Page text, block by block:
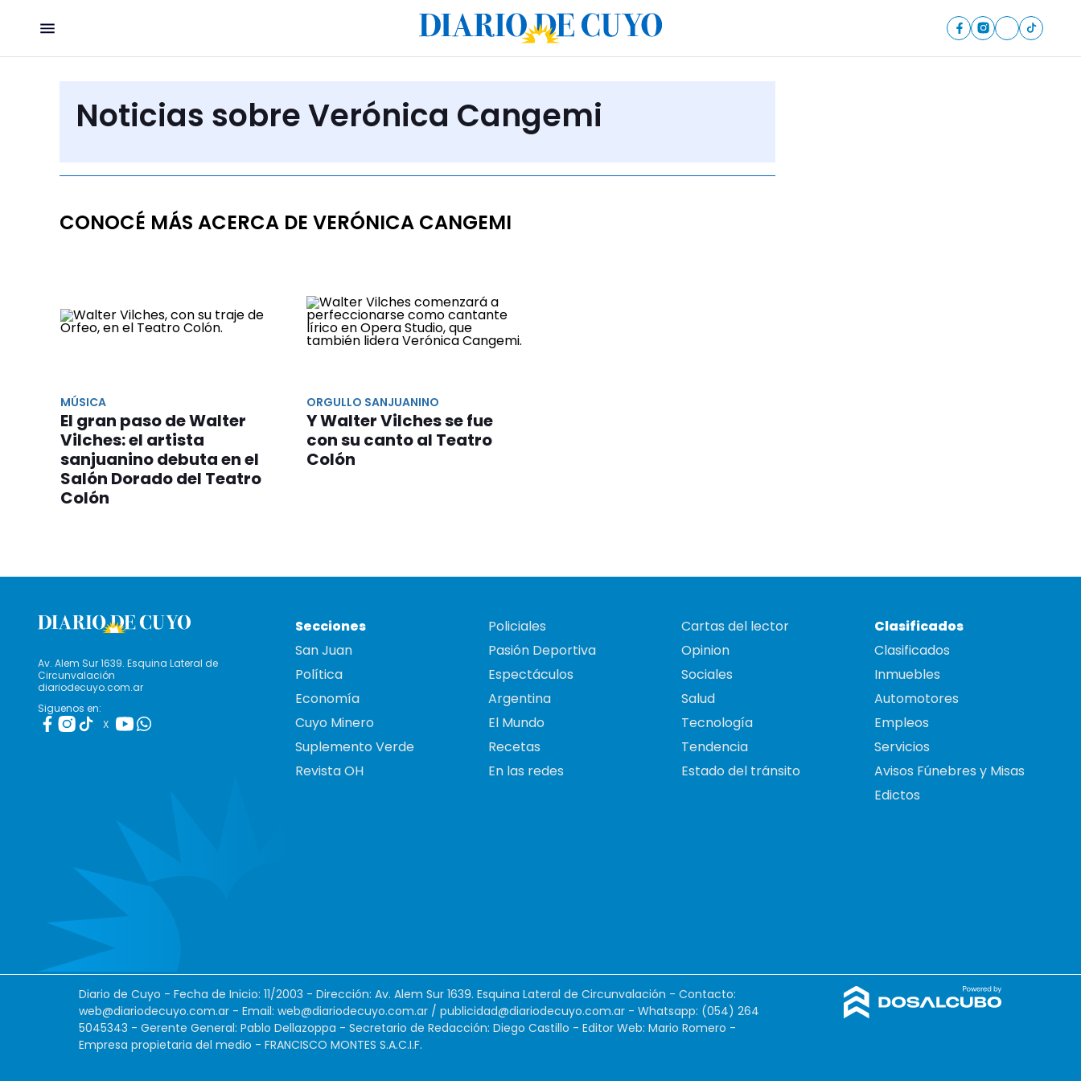
Noticias sobre Verónica Cangemi
CONOCÉ MÁS ACERCA DE VERÓNICA CANGEMI
MÚSICA
El gran paso de Walter
Vilches: el artista
sanjuanino debuta en el
Salón Dorado del Teatro
Colón
ORGULLO SANJUANINO
Y Walter Vilches se fue
con su canto al Teatro
Colón
Av. Alem Sur 1639. Esquina Lateral de
Circunvalación
diariodecuyo.com.ar
Siguenos en:
X
Secciones
San Juan
Política
Economía
Cuyo Minero
Suplemento Verde
Revista OH
Policiales
Pasión Deportiva
Espectáculos
Argentina
El Mundo
Recetas
En las redes
Cartas del lector
Opinion
Sociales
Salud
Tecnología
Tendencia
Estado del tránsito
Clasificados
Clasificados
Inmuebles
Automotores
Empleos
Servicios
Avisos Fúnebres y Misas
Edictos
Diario de Cuyo - Fecha de Inicio: 11/2003 - Dirección: Av. Alem Sur 1639. Esquina Lateral de Circunvalación - Contacto:
web@diariodecuyo.com.ar - Email: web@diariodecuyo.com.ar / publicidad@diariodecuyo.com.ar - Whatsapp: (054) 264
5045343 - Gerente General: Pablo Dellazoppa - Secretario de Redacción: Diego Castillo - Editor Web: Mario Romero -
Empresa propietaria del medio - FRANCISCO MONTES S.A.C.I.F.